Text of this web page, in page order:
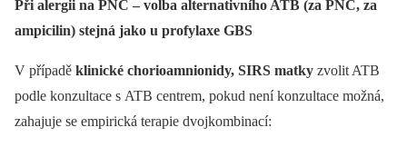
Při alergii na PNC –⁠ volba alternativního ATB (za PNC, za
ampicilin) stejná jako u profylaxe GBS
V případě klinické chorioamnionidy, SIRS matky zvolit ATB
podle konzultace s ATB centrem, pokud není konzultace možná,
zahajuje se empirická terapie dvojkombinací: